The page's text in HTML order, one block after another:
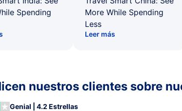
Spending
More While Spending
Less
Leer más
nuestros clientes sobre
Genial | 4.2 Estrellas